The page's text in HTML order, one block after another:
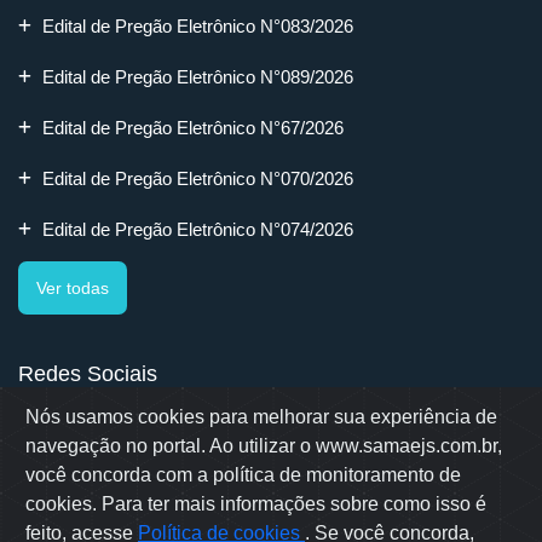
Nós usamos cookies para melhorar sua experiência de
navegação no portal. Ao utilizar o www.samaejs.com.br,
você concorda com a política de monitoramento de
cookies. Para ter mais informações sobre como isso é
feito, acesse Política de cookies . Se você concorda,
Edital de Pregão Eletrônico N°083/2026
Edital de Pregão Eletrônico N°089/2026
Edital de Pregão Eletrônico N°67/2026
Edital de Pregão Eletrônico N°070/2026
Edital de Pregão Eletrônico N°074/2026
Ver todas
Redes Sociais
Rua Erwino Menegotti, 478 - Bairro Água Verde - Jaraguá do Sul
- SC